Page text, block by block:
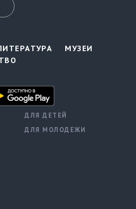
МУЗЕИ
ДЛЯ ДЕТЕЙ
ДЛЯ МОЛОДЕЖИ